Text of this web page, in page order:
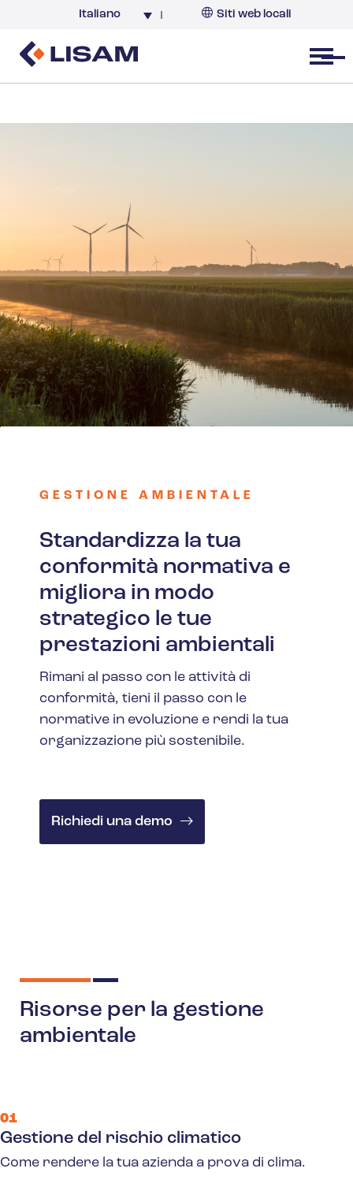
Italiano Siti web locali
Open menu
GESTIONE AMBIENTALE
Standardizza la tua
conformità normativa e
migliora in modo
strategico le tue
prestazioni ambientali
Rimani al passo con le attività di
conformità, tieni il passo con le
normative in evoluzione e rendi la tua
organizzazione più sostenibile.
Richiedi una demo
01
Gestione del rischio climatico
Come rendere la tua azienda a prova di clima.
Risorse per la gestione
ambientale